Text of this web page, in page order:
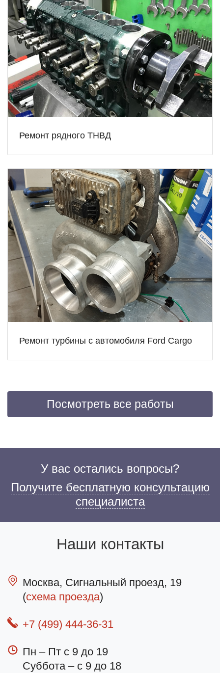
Ремонт рядного ТНВД
Ремонт турбины с автомобиля Ford Cargo
Посмотреть все работы
У вас остались вопросы?
Получите бесплатную консультацию
специалиста
Наши контакты
Москва, Сигнальный проезд, 19
(схема проезда)
+7 (499) 444-36-31
Пн – Пт с 9 до 19
Суббота – с 9 до 18